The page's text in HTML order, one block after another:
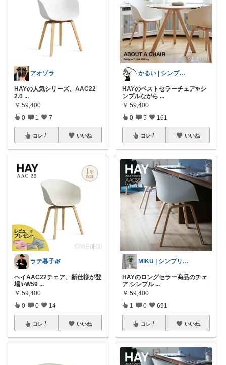
アオゾラ
HAYの人気シリーズ、AAC22
2.0 ...
￥ 59,400
0 1 7
コレ いいね
ラテ暮子🌿
ヘイAAC22チェア、新仕様が登
場✨W59 ...
￥ 59,400
0 0 14
コレ いいね
かるい | シンプル×アクセントカラー
HAYのベストセラーチェア✨シ
ンプルながら ...
￥ 59,400
0 5 161
コレ いいね
MIKU | シンプリスト主婦
HAYのロングセラー商品のチェ
ア シンプル ...
￥ 59,400
1 0 691
コレ いいね